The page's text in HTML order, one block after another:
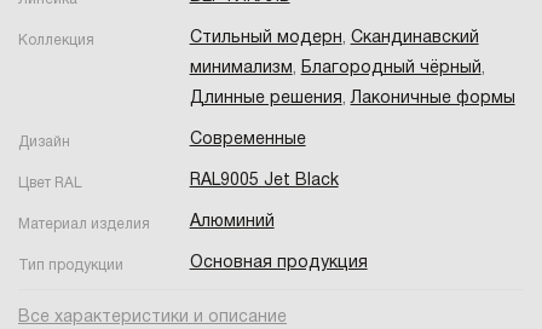
Коллекция Стильный модерн, Скандинавский
минимализм, Благородный чёрный,
Длинные решения,Лаконичные формы
Дизайн Современные
Цвет RAL RAL9005 Jet Black
Материал изделия Алюминий
Тип продукции Основная продукция
Все характеристики и описание